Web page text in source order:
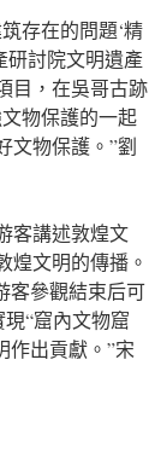
存在的問題‘精
研討院文明遺產
目，在吳哥古跡
物保護的一起
文物保護。”劉
客講述敦煌文
煌文明的傳播。
客參觀結束后可
“窟內文物窟
作出貢獻。”宋